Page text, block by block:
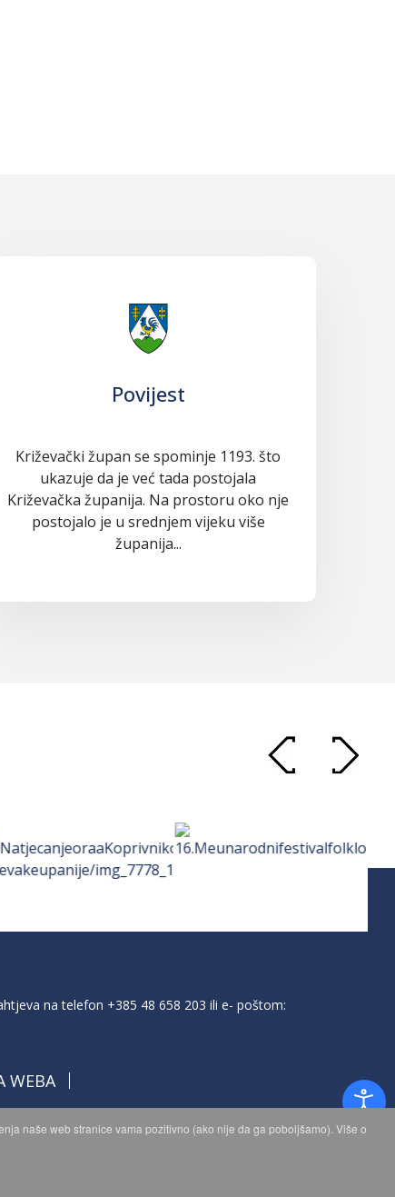
Povijest
Križevački župan se spominje 1193. što
ukazuje da je već tada postojala
Križevačka županija. Na prostoru oko nje
postojalo je u srednjem vijeku više
županija...
na telefon +385 48 658 203 ili e- poštom:
WEBA
naše web stranice vama pozitivno (ako nije da ga poboljšamo). Više o